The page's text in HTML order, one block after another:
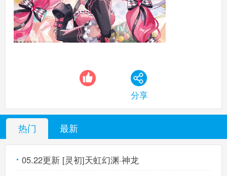
分享
热门 最新
05.22更新 [灵初]天虹幻渊·神龙